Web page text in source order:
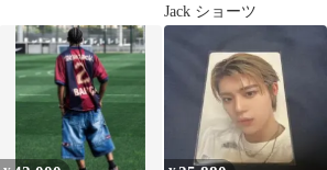
Jack ショーツ